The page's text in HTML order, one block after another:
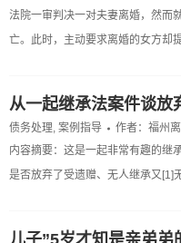
法院一审判决一对夫妻离婚，然而
亡。此时，主动要求离婚的女方却
从一起继承法案件谈放
债务处理, 案例指导 作者： 福州
内容摘要：这是一起非常有趣的继
是否放弃了受遗赠、无人继承又[1]
儿子”5岁才知是亲弟弟